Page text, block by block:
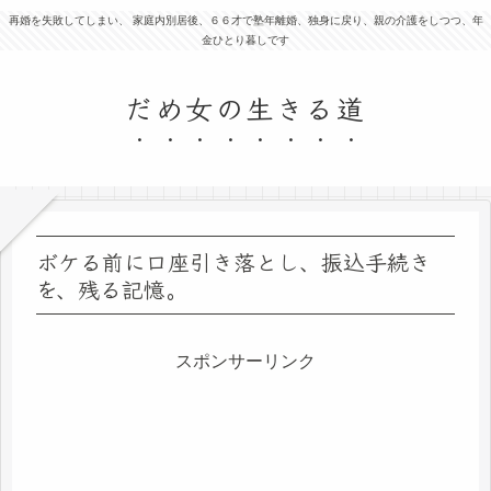
再婚を失敗してしまい、 家庭内別居後、６６才で塾年離婚、独身に戻り、親の介護をしつつ、年
金ひとり暮しです
だめ女の生きる道
ボケる前に口座引き落とし、振込手続き
を、残る記憶。
スポンサーリンク